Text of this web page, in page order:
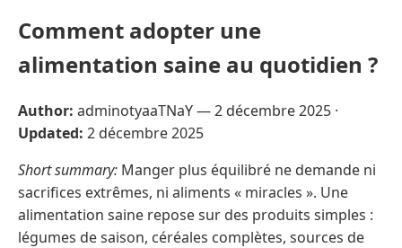
Comment adopter une
alimentation saine au quotidien ?
Author: adminotyaaTNaY —2 décembre 2025 ·
Updated: 2 décembre 2025
Short summary: Manger plus équilibré ne demande ni
sacrifices extrêmes, ni aliments « miracles ». Une
alimentation saine repose sur des produits simples :
légumes de saison, céréales complètes, sources de